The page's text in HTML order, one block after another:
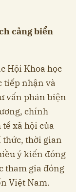
cảng biển
Hội Khoa học
tiếp nhận và
vấn phản biện
chính
xã hội của
thời gian
ý kiến đóng
tham gia đóng
Việt Nam.